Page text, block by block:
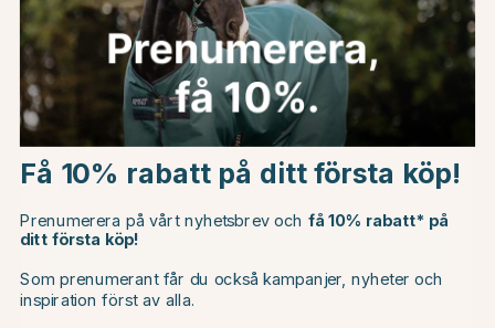
V-PLAST
Krubba med Spillkant
Svart
Choose country
EU
Få 10% rabatt på ditt första köp!
Prenumerera på vårt nyhetsbrev och få 10% rabatt* på
ditt första köp!
Som prenumerant får du också kampanjer, nyheter och
inspiration först av alla.